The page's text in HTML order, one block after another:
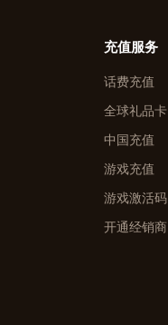
充值服务
话费充值
全球礼品卡
中国充值
游戏充值
游戏激活码
开通经销商